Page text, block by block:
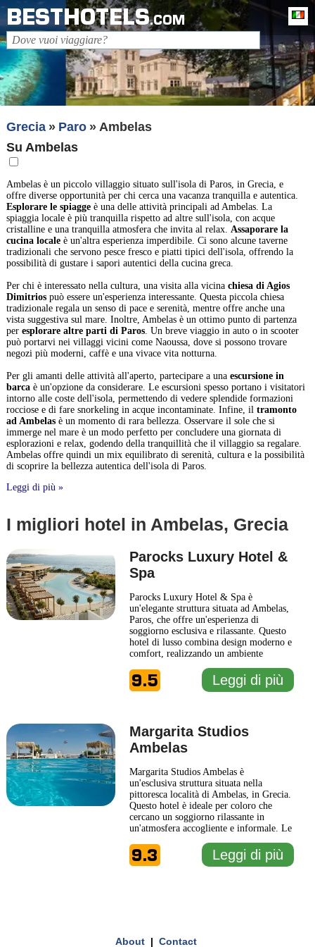
BESTHOTELS.COM
Grecia Paro
Ambelas
Su Ambelas
Ambelas è un piccolo villaggio situato sull'isola di Paros, in Grecia, e
offre diverse opportunità per chi cerca una vacanza tranquilla e autentica.
Esplorare le spiaggeè una delle attività principali ad Ambelas. La
spiaggia locale è più tranquilla rispetto ad altre sull'isola, con acque
cristalline e una tranquilla atmosfera che invita al relax. Assaporare la
cucina localeè un'altra esperienza imperdibile. Ci sono alcune taverne
tradizionali che servono pesce fresco e piatti tipici dell'isola, offrendo la
possibilità di gustare i sapori autentici della cucina greca.
Per chi è interessato nella cultura, una visita alla vicina chiesa di Agios
Dimitriospuò essere un'esperienza interessante. Questa piccola chiesa
tradizionale regala un senso di pace e serenità, mentre offre anche una
vista suggestiva sul mare. Inoltre, Ambelas è un ottimo punto di partenza
per esplorare altre parti di Paros. Un breve viaggio in auto o in scooter
può portarvi nei villaggi vicini come Naoussa, dove si possono trovare
negozi più moderni, caffè e una vivace vita notturna.
Per gli amanti delle attività all'aperto, partecipare a una escursione in
barcaè un'opzione da considerare. Le escursioni spesso portano i visitatori
intorno alle coste dell'isola, permettendo di vedere splendide formazioni
rocciose e di fare snorkeling in acque incontaminate. Infine, il tramonto
ad Ambelasè un momento di rara bellezza. Osservare il sole che si
immerge nel mare è un modo perfetto per concludere una giornata di
esplorazioni e relax, godendo della tranquillità che il villaggio sa regalare.
Ambelas offre quindi un mix equilibrato di serenità, cultura e la possibilità
di scoprire la bellezza autentica dell'isola di Paros.
Leggi di più »
I migliori hotel in Ambelas, Grecia
Parocks Luxury Hotel &
Spa
Parocks Luxury Hotel & Spa è
un'elegante struttura situata ad Ambelas,
Paros, che offre un'esperienza di
soggiorno esclusiva e rilassante. Questo
hotel di lusso combina design moderno e
comfort, realizzando un ambiente
curati nei minimi dettagli, riflettendo
l'essenza dell'isola greca, con tonalità
9.5 Leggi di più
Margarita Studios
Ambelas
Margarita Studios Ambelas è
un'esclusiva struttura situata nella
pittoresca località di Ambelas, in Grecia.
Questo hotel è ideale per coloro che
cercano un soggiorno rilassante in
un'atmosfera accogliente e informale. Le
combinando comfort moderni con un
tocco di stile tradizionale greco. Gli
9.3 Leggi di più
About| Contact